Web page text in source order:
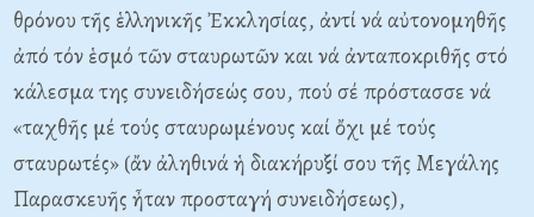
θρόνου τῆς ἑλληνικῆς Ἐκκλησίας, ἀντί νά αὐτονομηθῆς
ἀπό τόν ἑσμό τῶν σταυρωτῶν και νά ἀνταποκριθῆς στό
κάλεσμα της συνειδήσεώς σου, πού σέ πρόστασσε νά
«ταχθῆς μέ τούς σταυρωμένους καί ὄχι μέ τούς
σταυρωτές» (ἄν ἀληθινά ἡ διακήρυξί σου τῆς Mεγάλης
Παρασκευῆς ἦταν προσταγή συνειδήσεως),